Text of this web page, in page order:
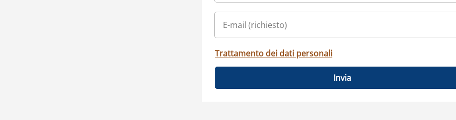
Trattamento dei dati personali
Invia